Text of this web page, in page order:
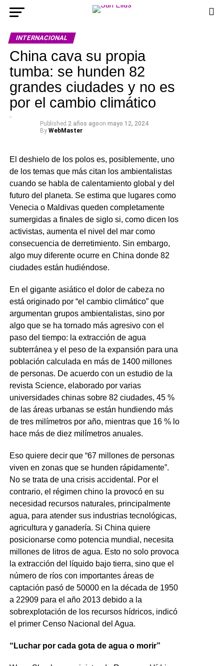
INTERNACIONAL
China cava su propia
tumba: se hunden 82
grandes ciudades y no es
por el cambio climático
Published 2 años agoon mayo 12, 2024
By WebMaster
El deshielo de los polos es, posiblemente, uno
de los temas que más citan los ambientalistas
cuando se habla de calentamiento global y del
futuro del planeta. Se estima que lugares como
Venecia o Maldivas queden completamente
sumergidas a finales de siglo si, como dicen los
activistas, aumenta el nivel del mar como
consecuencia de derretimiento. Sin embargo,
algo muy diferente ocurre en China donde 82
ciudades están hudiéndose.
En el gigante asiático el dolor de cabeza no
está originado por “el cambio climático” que
argumentan grupos ambientalistas, sino por
algo que se ha tornado más agresivo con el
paso del tiempo: la extracción de agua
subterránea y el peso de la expansión para una
población calculada en más de 1400 millones
de personas. De acuerdo con un estudio de la
revista Science, elaborado por varias
universidades chinas sobre 82 ciudades, 45 %
de las áreas urbanas se están hundiendo más
de tres milímetros por año, mientras que 16 % lo
hace más de diez milímetros anuales.
Eso quiere decir que “67 millones de personas
viven en zonas que se hunden rápidamente”.
No se trata de una crisis accidental. Por el
contrario, el régimen chino la provocó en su
necesidad recursos naturales, principalmente
agua, para atender sus industrias tecnológicas,
agricultura y ganadería. Si China quiere
posicionarse como potencia mundial, necesita
millones de litros de agua. Esto no solo provoca
la extracción del líquido bajo tierra, sino que el
número de ríos con importantes áreas de
captación pasó de 50000 en la década de 1950
a 22909 para el año 2013 debido a la
sobrexplotación de los recursos hídricos, indicó
el primer Censo Nacional del Agua.
“Luchar por cada gota de agua o morir”